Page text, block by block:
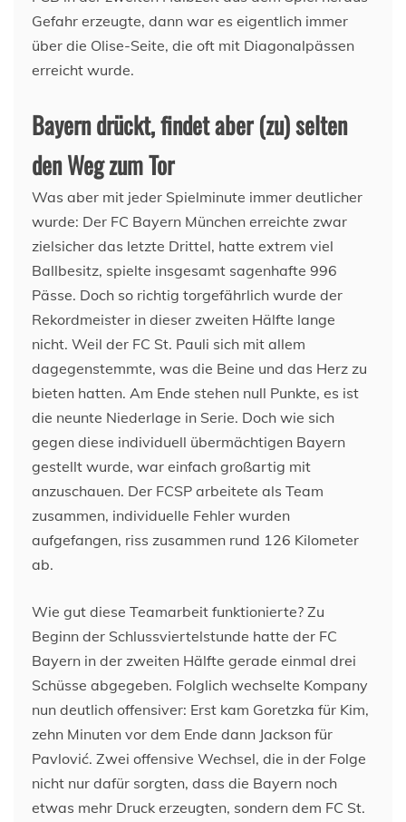
Gefahr erzeugte, dann war es eigentlich immer
über die Olise-Seite, die oft mit Diagonalpässen
erreicht wurde.
Bayern drückt, findet aber (zu) selten
den Weg zum Tor
Was aber mit jeder Spielminute immer deutlicher
wurde: Der FC Bayern München erreichte zwar
zielsicher das letzte Drittel, hatte extrem viel
Ballbesitz, spielte insgesamt sagenhafte 996
Pässe. Doch so richtig torgefährlich wurde der
Rekordmeister in dieser zweiten Hälfte lange
nicht. Weil der FC St. Pauli sich mit allem
dagegenstemmte, was die Beine und das Herz zu
bieten hatten. Am Ende stehen null Punkte, es ist
die neunte Niederlage in Serie. Doch wie sich
gegen diese individuell übermächtigen Bayern
gestellt wurde, war einfach großartig mit
anzuschauen. Der FCSP arbeitete als Team
zusammen, individuelle Fehler wurden
aufgefangen, riss zusammen rund 126 Kilometer
ab.
Wie gut diese Teamarbeit funktionierte? Zu
Beginn der Schlussviertelstunde hatte der FC
Bayern in der zweiten Hälfte gerade einmal drei
Schüsse abgegeben. Folglich wechselte Kompany
nun deutlich offensiver: Erst kam Goretzka für Kim,
zehn Minuten vor dem Ende dann Jackson für
Pavlović. Zwei offensive Wechsel, die in der Folge
nicht nur dafür sorgten, dass die Bayern noch
etwas mehr Druck erzeugten, sondern dem FC St.